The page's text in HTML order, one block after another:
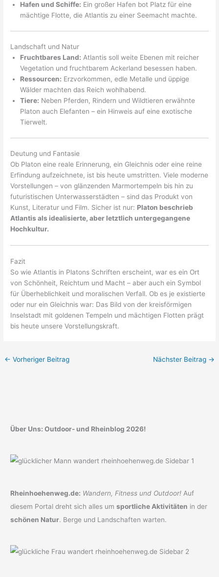
Hafen und Schiffe: Ein großer Hafen bot Platz für eine
mächtige Flotte, die Atlantis zu einer Seemacht machte.
Landschaft und Natur
Fruchtbares Land: Atlantis soll weite Ebenen mit reicher
Vegetation und fruchtbarem Ackerland besessen haben.
Ressourcen: Erzvorkommen, edle Metalle und üppige
Wälder machten das Reich wohlhabend.
Tiere: Neben Pferden, Rindern und Wildtieren erwähnte
Platon auch Elefanten – ein Hinweis auf eine exotische
Tierwelt.
Deutung und Fantasie
Ob Platon eine reale Erinnerung, ein Gleichnis oder eine reine
Erfindung aufzeichnete, ist bis heute umstritten. Viele moderne
Vorstellungen – von glänzenden Marmortempeln bis hin zu
futuristischen Unterwasserstädten – sind das Produkt von
Kunst, Literatur und Film. Sicher ist nur: Platon beschrieb
Atlantis als idealisierte, aber letztlich untergegangene
Hochkultur.
Fazit
So wie Atlantis in Platons Schriften erscheint, war es ein Ort
von Schönheit, Reichtum und Macht – aber auch ein Symbol
für Überheblichkeit und moralischen Verfall. Ob es je existierte
oder nur ein Gleichnis war: Das Bild von der kreisförmigen
Inselstadt mit goldenen Tempeln und mächtigen Flotten prägt
bis heute unsere Vorstellungskraft.
← Vorheriger Beitrag Nächster Beitrag →
Über Uns: Outdoor- und Rheinblog 2026!
Rheinhoehenweg.de: Wandern, Fitness und Outdoor! Auf
diesem Portal dreht sich alles umsportliche Aktivitäten in der
schönen Natur. Berge und Landschaften warten.